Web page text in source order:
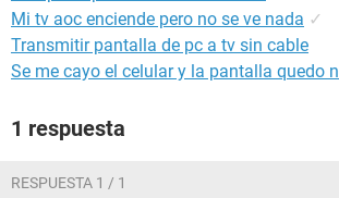
Mi tv aoc enciende pero no se ve nada ✓
Transmitir pantalla de pc a tv sin cable
Se me cayo el celular y la pantalla quedo
1 respuesta
RESPUESTA 1 / 1